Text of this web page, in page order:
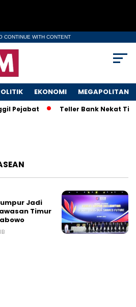
CONTINUE WITH CONTENT
EKONOMI MEGAPOLITAN
Pejabat Teller Bank Nekat
Jadi
Timur